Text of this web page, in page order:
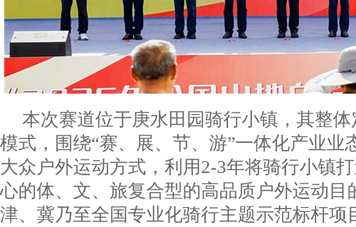
本次赛道位于庚水田园骑行小镇，其整体
模式，围绕“赛、展、节、游”一体化产业业
大众户外运动方式，利用2-3年将骑行小镇
心的体、文、旅复合型的高品质户外运动目
津、冀乃至全国专业化骑行主题示范标杆项